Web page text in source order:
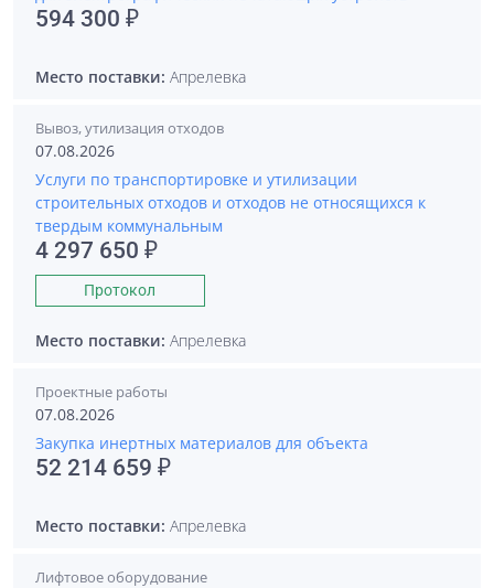
594 300 ₽
Место поставки: Апрелевка
Вывоз, утилизация отходов
07.08.2026
Услуги по транспортировке и утилизации
строительных отходов и отходов не относящихся к
твердым коммунальным
4 297 650 ₽
Протокол
Место поставки: Апрелевка
Проектные работы
07.08.2026
Закупка инертных материалов для объекта
52 214 659 ₽
Место поставки: Апрелевка
Лифтовое оборудование